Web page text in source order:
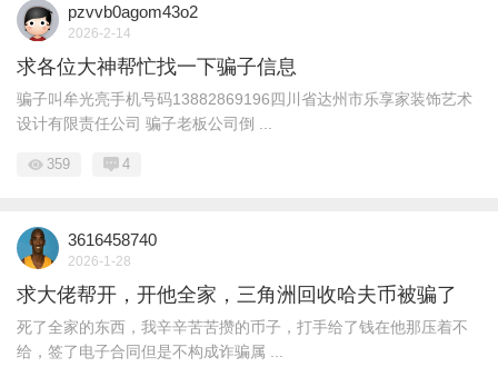
pzvvb0agom43o2
2026-2-14
求各位大神帮忙找一下骗子信息
骗子叫牟光亮手机号码13882869196四川省达州市乐享家装饰艺术
设计有限责任公司 骗子老板公司倒 ...
359 4
3616458740
2026-1-28
求大佬帮开，开他全家，三角洲回收哈夫币被骗了
死了全家的东西，我辛辛苦苦攒的币子，打手给了钱在他那压着不
给，签了电子合同但是不构成诈骗属 ...